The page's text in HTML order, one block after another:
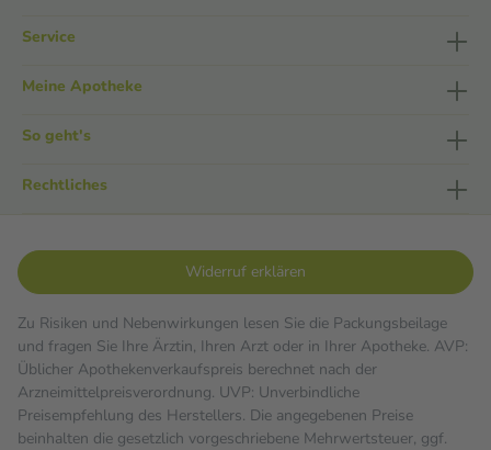
Service
Meine Apotheke
So geht's
Rechtliches
Widerruf erklären
Zu Risiken und Nebenwirkungen lesen Sie die Packungsbeilage
und fragen Sie Ihre Ärztin, Ihren Arzt oder in Ihrer Apotheke. AVP:
Üblicher Apothekenverkaufspreis berechnet nach der
Arzneimittelpreisverordnung. UVP: Unverbindliche
Preisempfehlung des Herstellers. Die angegebenen Preise
beinhalten die gesetzlich vorgeschriebene Mehrwertsteuer, ggf.